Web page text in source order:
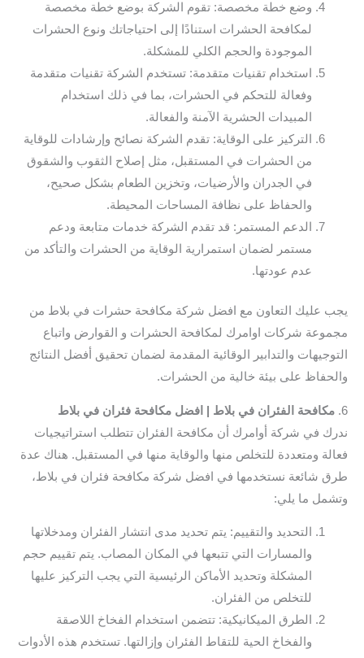
وضع خطة مخصصة: تقوم الشركة بوضع خطة مخصصة
لمكافحة الحشرات استنادًا إلى احتياجاتك ونوع الحشرات
الموجودة والحجم الكلي للمشكلة.
استخدام تقنيات متقدمة: تستخدم الشركة تقنيات متقدمة
وفعالة للتحكم في الحشرات، بما في ذلك استخدام
المبيدات الحشرية الآمنة والفعالة.
التركيز على الوقاية: تقدم الشركة نصائح وإرشادات للوقاية
من الحشرات في المستقبل، مثل إصلاح الثقوب والشقوق
في الجدران والأرضيات، وتخزين الطعام بشكل صحيح،
والحفاظ على نظافة المساحات المحيطة.
الدعم المستمر: قد تقدم الشركة خدمات متابعة ودعم
مستمر لضمان استمرارية الوقاية من الحشرات والتأكد من
عدم عودتها.
يجب عليك التعاون مع افضل شركة مكافحة حشرات في بلاط من
مجموعة شركات اوامرك لمكافحة الحشرات و القوارض واتباع
التوجيهات والتدابير الوقائية المقدمة لضمان تحقيق أفضل النتائج
والحفاظ على بيئة خالية من الحشرات.
6. مكافحة الفئران في بلاط | افضل مكافحة فئران في بلاط
ندرك في شركة أوامرك أن مكافحة الفئران تتطلب استراتيجيات
فعالة ومتعددة للتخلص منها والوقاية منها في المستقبل. هناك عدة
طرق شائعة نستخدمها في افضل شركة مكافحة فئران في بلاط،
وتشمل ما يلي:
التحديد والتقييم: يتم تحديد مدى انتشار الفئران ومدخلاتها
والمسارات التي تتبعها في المكان المصاب. يتم تقييم حجم
المشكلة وتحديد الأماكن الرئيسية التي يجب التركيز عليها
للتخلص من الفئران.
الطرق الميكانيكية: تتضمن استخدام الفخاخ اللاصقة
والفخاخ الحية للتقاط الفئران وإزالتها. تستخدم هذه الأدوات